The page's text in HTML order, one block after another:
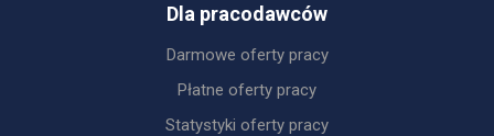
Dla pracodawców
Darmowe oferty pracy
Płatne oferty pracy
Statystyki oferty pracy